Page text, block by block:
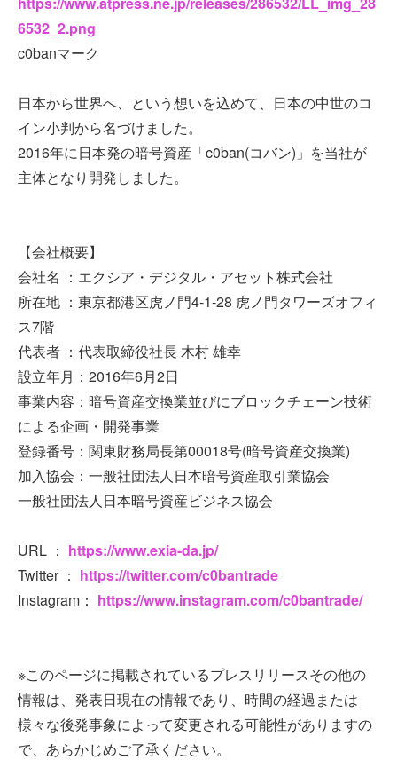
6532_2.png
c0banマーク
日本から世界へ、という想いを込めて、日本の中世のコ
イン小判から名づけました。
2016年に日本発の暗号資産「c0ban(コバン)」を当社が
主体となり開発しました。
【会社概要】
会社名 ：エクシア・デジタル・アセット株式会社
所在地 ：東京都港区虎ノ門4-1-28 虎ノ門タワーズオフィ
ス7階
代表者 ：代表取締役社長 木村 雄幸
設立年月：2016年6月2日
事業内容：暗号資産交換業並びにブロックチェーン技術
による企画・開発事業
登録番号：関東財務局長第00018号(暗号資産交換業)
加入協会：一般社団法人日本暗号資産取引業協会
一般社団法人日本暗号資産ビジネス協会
URL ： https://www.exia-da.jp/
Twitter ： https://twitter.com/c0bantrade
Instagram： https://www.instagram.com/c0bantrade/
※このページに掲載されているプレスリリースその他の
情報は、発表日現在の情報であり、時間の経過または
様々な後発事象によって変更される可能性がありますの
で、あらかじめご了承ください。